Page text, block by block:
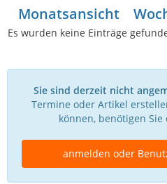
Monatsansicht
Es wurden keine Einträge
Sie sind derzeit nicht
Termine oder Artikel
können, benötigen
anmelden oder